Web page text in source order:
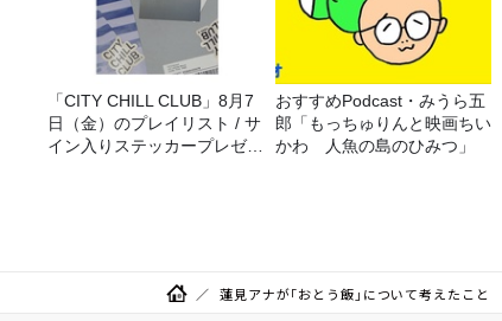
「CITY CHILL CLUB」8月7
日（金）のプレイリスト / サ
イン入りステッカープレゼン
おすすめPodcast・みうら五
郎「もっちゅりんと映画ちい
かわ 人魚の島のひみつ」
蓮見アナが「おとう飯」について考えたこと